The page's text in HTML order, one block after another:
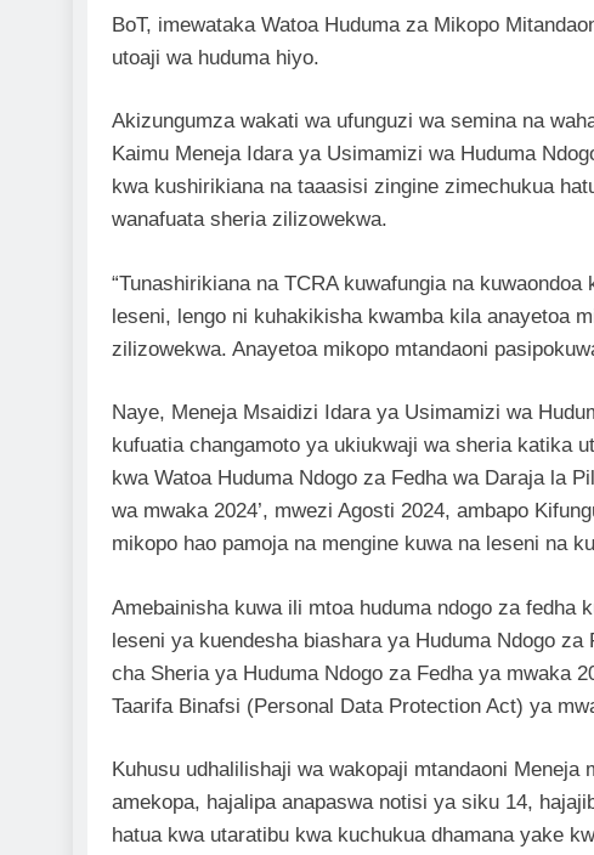
BoT, imewataka Watoa Huduma za Mikopo
utoaji wa huduma hiyo.
Akizungumza wakati wa ufunguzi wa semina na
Kaimu Meneja Idara ya Usimamizi wa Huduma
kwa kushirikiana na taaasisi zingine zimechukua
wanafuata sheria zilizowekwa.
“Tunashirikiana na TCRA kuwafungia na
leseni, lengo ni kuhakikisha kwamba kila anayetoa
zilizowekwa. Anayetoa mikopo mtandaoni
Naye, Meneja Msaidizi Idara ya Usimamizi wa
kufuatia changamoto ya ukiukwaji wa sheria katika
kwa Watoa Huduma Ndogo za Fedha wa Daraja la
wa mwaka 2024’, mwezi Agosti 2024, ambapo
mikopo hao pamoja na mengine kuwa na leseni na
Amebainisha kuwa ili mtoa huduma ndogo za
leseni ya kuendesha biashara ya Huduma Ndogo
cha Sheria ya Huduma Ndogo za Fedha ya mwaka
Taarifa Binafsi (Personal Data Protection Act) ya
Kuhusu udhalilishaji wa wakopaji mtandaoni
amekopa, hajalipa anapaswa notisi ya siku 14,
hatua kwa utaratibu kwa kuchukua dhamana yake